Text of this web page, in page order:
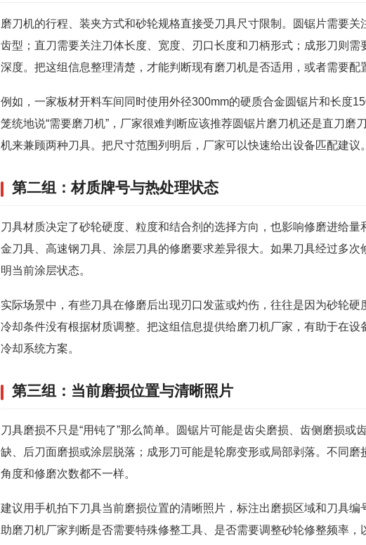
磨刀机的行程、装夹方式和砂轮规格直接受刀具尺寸限制。圆锯片需要关
齿型；直刀需要关注刀体长度、宽度、刃口长度和刀柄形式；成形刀则需
深度。把这组信息整理清楚，才能判断现有磨刀机是否适用，或者需要配
例如，一家板材开料车间同时使用外径300mm的硬质合金圆锯片和长度
笼统地说“需要磨刀机”，厂家很难判断应该推荐圆锯片磨刀机还是直刀磨
机来兼顾两种刀具。把尺寸范围列明后，厂家可以快速给出设备匹配建议。
第二组：材质牌号与热处理状态
刀具材质决定了砂轮硬度、粒度和结合剂的选择方向，也影响修磨进给量
金刀具、高速钢刀具、涂层刀具的修磨要求差异很大。如果刀具经过多次
明当前涂层状态。
实际场景中，有些刀具在修磨后出现刃口发蓝或灼伤，往往是因为砂轮硬
冷却条件没有根据材质调整。把这组信息提供给磨刀机厂家，有助于在设
冷却系统方案。
第三组：当前磨损位置与清晰照片
刀具磨损不只是“用钝了”那么简单。圆锯片可能是齿尖磨损、齿侧磨损或
缺、后刀面磨损或涂层脱落；成形刀可能是轮廓变形或局部剥落。不同磨
角度和修磨次数都不一样。
建议用手机拍下刀具当前磨损位置的清晰照片，标注出磨损区域和刀具编
助磨刀机厂家判断是否需要特殊修整工具、是否需要调整砂轮修整频率，